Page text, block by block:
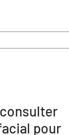
le résultat à
pour